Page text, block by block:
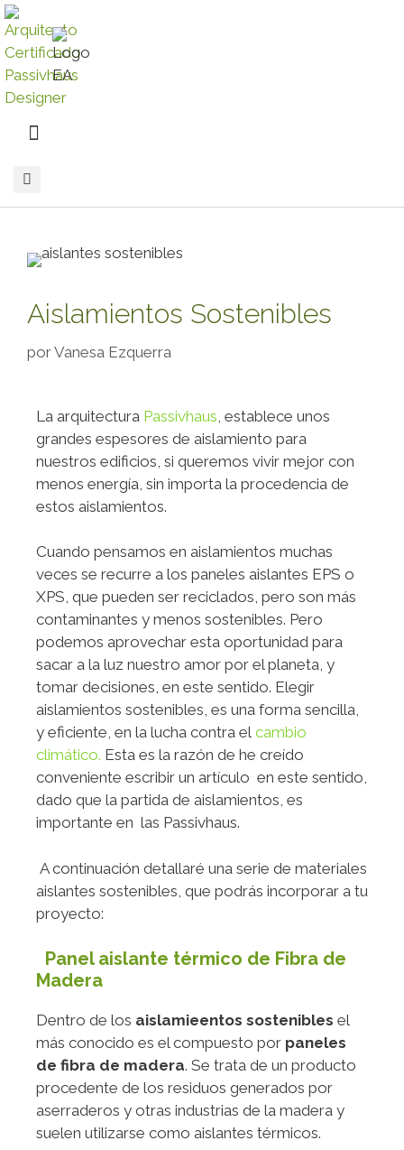
Aislamientos Sostenibles
porVanesa Ezquerra
La arquitectura Passivhaus , establece unos
grandes espesores de aislamiento para
nuestros edificios, si queremos vivir mejor con
menos energía, sin importa la procedencia de
estos aislamientos.
Cuando pensamos en aislamientos muchas
veces se recurre a los paneles aislantes EPS o
XPS, que pueden ser reciclados, pero son más
contaminantes y menos sostenibles. Pero
podemos aprovechar esta oportunidad para
sacar a la luz nuestro amor por el planeta, y
tomar decisiones, en este sentido. Elegir
aislamientos sostenibles, es una forma sencilla,
y eficiente, en la lucha contra el cambio
climático. Esta es la razón de he creído
conveniente escribir un artículo en este sentido,
dado que la partida de aislamientos, es
importante en las Passivhaus.
A continuación detallaré una serie de materiales
aislantes sostenibles, que podrás incorporar a tu
proyecto:
Panel aislante térmico de Fibra de
Madera
Dentro de los aislamieentos sostenibles el
más conocido es el compuesto por paneles
de fibra de madera. Se trata de un producto
procedente de los residuos generados por
aserraderos y otras industrias de la madera y
suelen utilizarse como aislantes térmicos.